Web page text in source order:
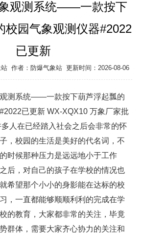
观测系统——一款按下
校园气象观测仪器#2022
已更新
作者： 防爆气象站 更新时间：2026-08-06
测系统——一款按下葫芦浮起瓢的
已更新 WX-XQX10 万象厂家批
人在已经踏入社会之后会非常的怀
，校园的生活是美好的代名词，不
时候那种压力是远远地小于工作
后，对自己的孩子在学校的情况也
希望那个小小的身影能在达标的校
，一直都能够顺顺利利的完成在学
的教育，大家都非常的关注，毕竟
群体，需要大家齐心协力的关注和